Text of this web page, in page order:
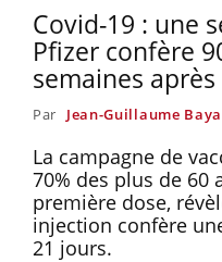
Covid-19 : une
Pfizer confère
semaines
Par Jean-Guillaume
La campagne de
70% des plus de 60
première dose,
injection confère
21 jours.